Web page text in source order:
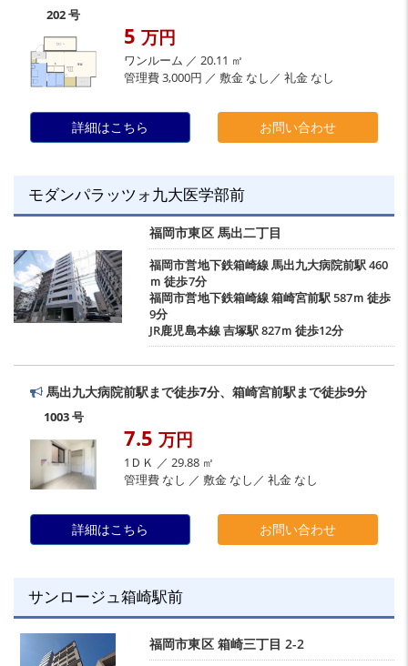
202 号
5 万円
ワンルーム ／ 20.11 ㎡
管理費 3,000円 ／ 敷金 なし／ 礼金 なし
詳細はこちら お問い合わせ
モダンパラッツォ九大医学部前
福岡市東区 馬出二丁目
福岡市営地下鉄箱崎線馬出九大病院前駅460
ｍ 徒歩7分
福岡市営地下鉄箱崎線箱崎宮前駅587ｍ 徒歩
9分
JR鹿児島本線吉塚駅827ｍ 徒歩12分
馬出九大病院前駅まで徒歩7分、箱崎宮前駅まで徒歩9分
1003 号
7.5 万円
1ＤＫ ／ 29.88 ㎡
管理費 なし ／ 敷金 なし／ 礼金 なし
詳細はこちら お問い合わせ
サンロージュ箱崎駅前
福岡市東区 箱崎三丁目 2-2